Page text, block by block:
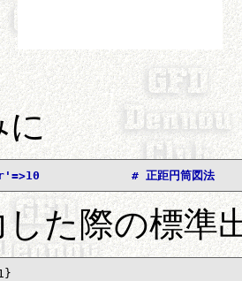
に
# 正距円筒図法
た際の標準